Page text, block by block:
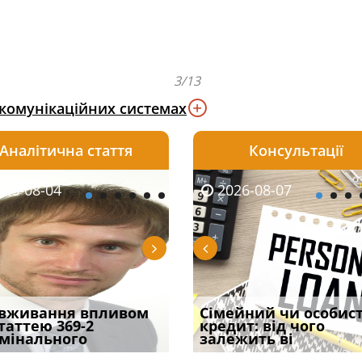
3/13
системах
06
встановив для
шкоди
2026-08-06
Документи, на яких не
проставляється
апостиль: пер
Аналітична стаття
08-04
впливом
369-2
2026-08-04
Переоформлення
відстрочки за іншою
підставою: нов
Консультації
2026-08-05
потрібна ФОП
у 2026 році:
засто
2026-08-07
Сімейний чи
кредит: від чого
залежить ві
2026-07-30
Восьмий ААС
підтвердив, що
може скас